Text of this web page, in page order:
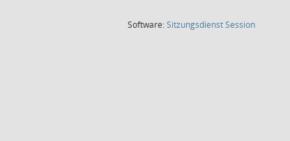
Software:SitzungsdienstSession(Wird in